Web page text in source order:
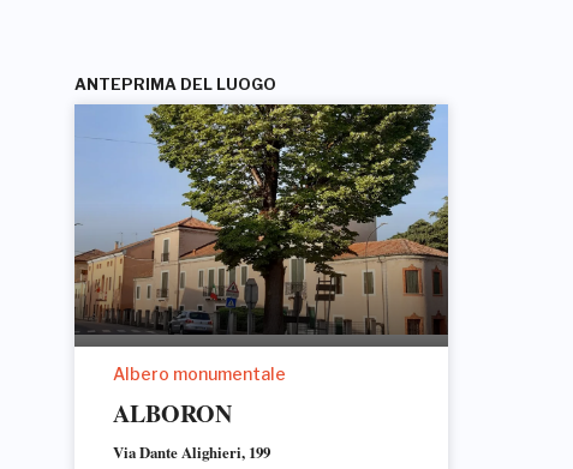
ANTEPRIMA DEL LUOGO
Albero monumentale
ALBORON
Via Dante Alighieri, 199